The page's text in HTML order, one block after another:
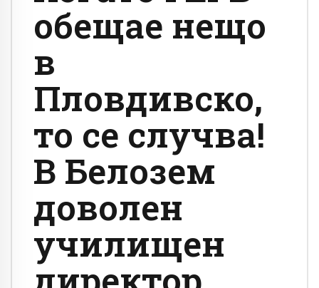
обещае нещо
в
Пловдивско,
то се случва!
В Белозем
доволен
училищен